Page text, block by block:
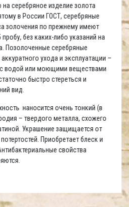
серебряное изделие золота
в России ГОСТ, серебряные
золочения по прежнему имеют
без каких-либо указаний на
Позолоченные серебряные
ухода и эксплуатации –
с водой или моющими веществами
быстро стереться и
вид.
наносится очень тонкий (в
– твердого металла, схожего
Украшение защищается от
Приобретает блеск и
свойства